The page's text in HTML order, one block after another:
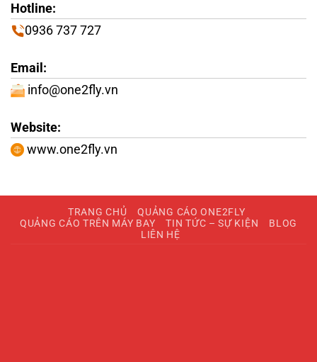
Hotline:
0936 737 727
Email:
info@one2fly.vn
Website:
www.one2fly.vn
TRANG CHỦ
QUẢNG CÁO ONE2FLY
QUẢNG CÁO TRÊN MÁY BAY
TIN TỨC – SỰ KIỆN
BLOG
LIÊN HỆ